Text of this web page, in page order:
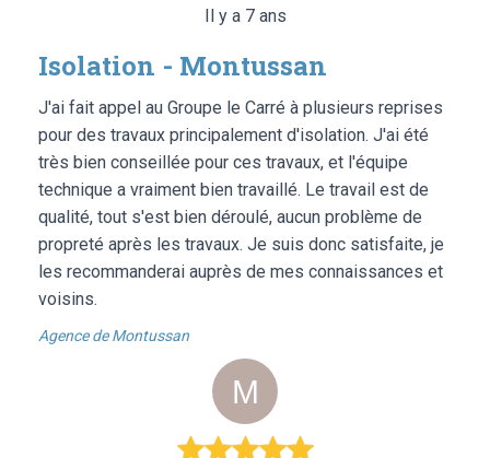
Il y a 7 ans
Isolation - Montussan
J'ai fait appel au Groupe le Carré à plusieurs reprises
pour des travaux principalement d'isolation. J'ai été
très bien conseillée pour ces travaux, et l'équipe
technique a vraiment bien travaillé. Le travail est de
qualité, tout s'est bien déroulé, aucun problème de
propreté après les travaux. Je suis donc satisfaite, je
les recommanderai auprès de mes connaissances et
voisins.
Agence de Montussan